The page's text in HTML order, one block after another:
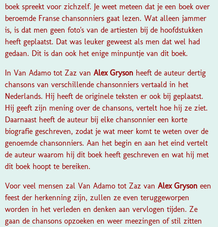
boek spreekt voor zichzelf. Je weet meteen dat je een boek over
beroemde Franse chansonniers gaat lezen. Wat alleen jammer
is, is dat men geen foto's van de artiesten bij de hoofdstukken
heeft geplaatst. Dat was leuker geweest als men dat wel had
gedaan. Dit is dan ook het enige minpuntje van dit boek.
In Van Adamo tot Zaz van Alex Gryson heeft de auteur dertig
chansons van verschillende chansonniers vertaald in het
Nederlands. Hij heeft de originele teksten er ook bij geplaatst.
Hij geeft zijn mening over de chansons, vertelt hoe hij ze ziet.
Daarnaast heeft de auteur bij elke chansonnier een korte
biografie geschreven, zodat je wat meer komt te weten over de
genoemde chansonniers. Aan het begin en aan het eind vertelt
de auteur waarom hij dit boek heeft geschreven en wat hij met
dit boek hoopt te bereiken.
Voor veel mensen zal Van Adamo tot Zaz van Alex Gryson een
feest der herkenning zijn, zullen ze even teruggeworpen
worden in het verleden en denken aan vervlogen tijden. Ze
gaan de chansons opzoeken en weer meezingen of stil zitten